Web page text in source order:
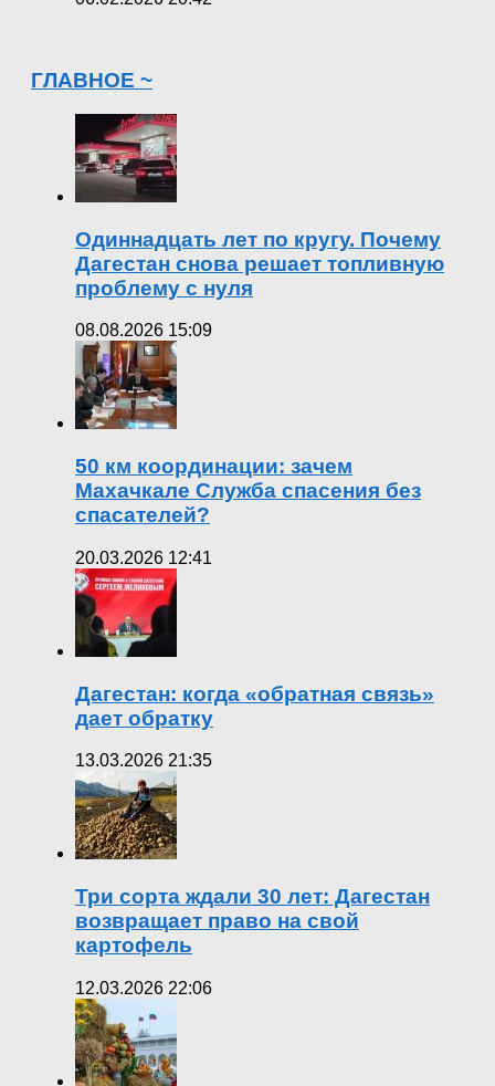
ГЛАВНОЕ ~
Одиннадцать лет по кругу. Почему
Дагестан снова решает топливную
проблему с нуля
08.08.2026 15:09
50 км координации: зачем
Махачкале Служба спасения без
спасателей?
20.03.2026 12:41
Дагестан: когда «обратная связь»
дает обратку
13.03.2026 21:35
Три сорта ждали 30 лет: Дагестан
возвращает право на свой
картофель
12.03.2026 22:06